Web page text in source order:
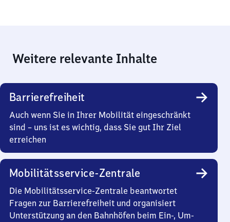
Weitere relevante Inhalte
Barrierefreiheit
Auch wenn Sie in Ihrer Mobilität eingeschränkt
sind – uns ist es wichtig, dass Sie gut Ihr Ziel
erreichen
Mobilitätsservice-Zentrale
Die Mobilitätsservice-Zentrale beantwortet
Fragen zur Barrierefreiheit und organisiert
Unterstützung an den Bahnhöfen beim Ein-, Um-